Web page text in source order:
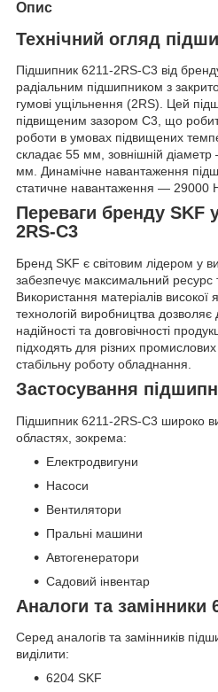
Опис
Технічний огляд
Підшипник 6211-2RS-C3 від
радіальним підшипником з
гумові ущільнення (2RS). Цей
підвищеним зазором C3, що
роботи в умовах підвищених
складає 55 мм, зовнішній
мм. Динамічне навантаження
статичне навантаження — 29000
Переваги бренду SKF
2RS-C3
Бренд SKF є світовим лідером у
забезпечує максимальний ресурс
Використання матеріалів високої
технологій виробництва дозволяє
надійності та довговічності
підходять для різних
стабільну роботу обладнання.
Застосування
Підшипник 6211-2RS-C3 широко
областях, зокрема:
Електродвигуни
Насоси
Вентилятори
Пральні машини
Автогенератори
Садовий інвентар
Аналоги та замінники
Серед аналогів та замінників
виділити:
6204 SKF